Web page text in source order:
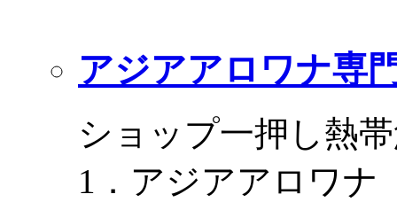
アジアアロワナ専
ショップ一押し熱
1．アジアアロワ